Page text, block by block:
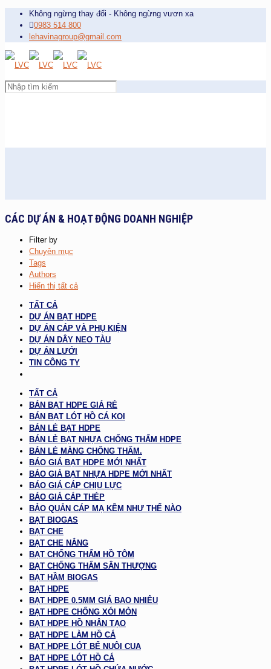
Không ngừng thay đổi - Không ngừng vươn xa
0983 514 800
lehavinagroup@gmail.com
CÁC DỰ ÁN & HOẠT ĐỘNG DOANH NGHIỆP
Filter by
Chuyên mục
Tags
Authors
Hiển thị tất cả
TẤT CẢ
DỰ ÁN BẠT HDPE
DỰ ÁN CÁP VÀ PHỤ KIỆN
DỰ ÁN DÂY NEO TÀU
DỰ ÁN LƯỚI
TIN CÔNG TY
TẤT CẢ
BÁN BẠT HDPE GIÁ RẺ
BÁN BẠT LÓT HỒ CÁ KOI
BÁN LẺ BẠT HDPE
BÁN LẺ BẠT NHỰA CHỐNG THẤM HDPE
BÁN LẺ MÀNG CHỐNG THẤM.
BÁO GIÁ BẠT HDPE MỚI NHẤT
BÁO GIÁ BẠT NHỰA HDPE MỚI NHẤT
BÁO GIÁ CÁP CHỊU LỰC
BÁO GIÁ CÁP THÉP
BẢO QUẢN CÁP MẠ KẼM NHƯ THẾ NÀO
BẠT BIOGAS
BẠT CHE
BẠT CHE NẮNG
BẠT CHỐNG THẤM HỒ TÔM
BẠT CHỐNG THẤM SÂN THƯỢNG
BẠT HẦM BIOGAS
BẠT HDPE
BẠT HDPE 0.5MM GIÁ BAO NHIÊU
BẠT HDPE CHỐNG XÓI MÒN
BẠT HDPE HỒ NHÂN TẠO
BẠT HDPE LÀM HỒ CÁ
BẠT HDPE LÓT BỂ NUÔI CUA
BẠT HDPE LÓT HỒ CÁ